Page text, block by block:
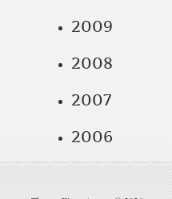
2009
2008
2007
2006